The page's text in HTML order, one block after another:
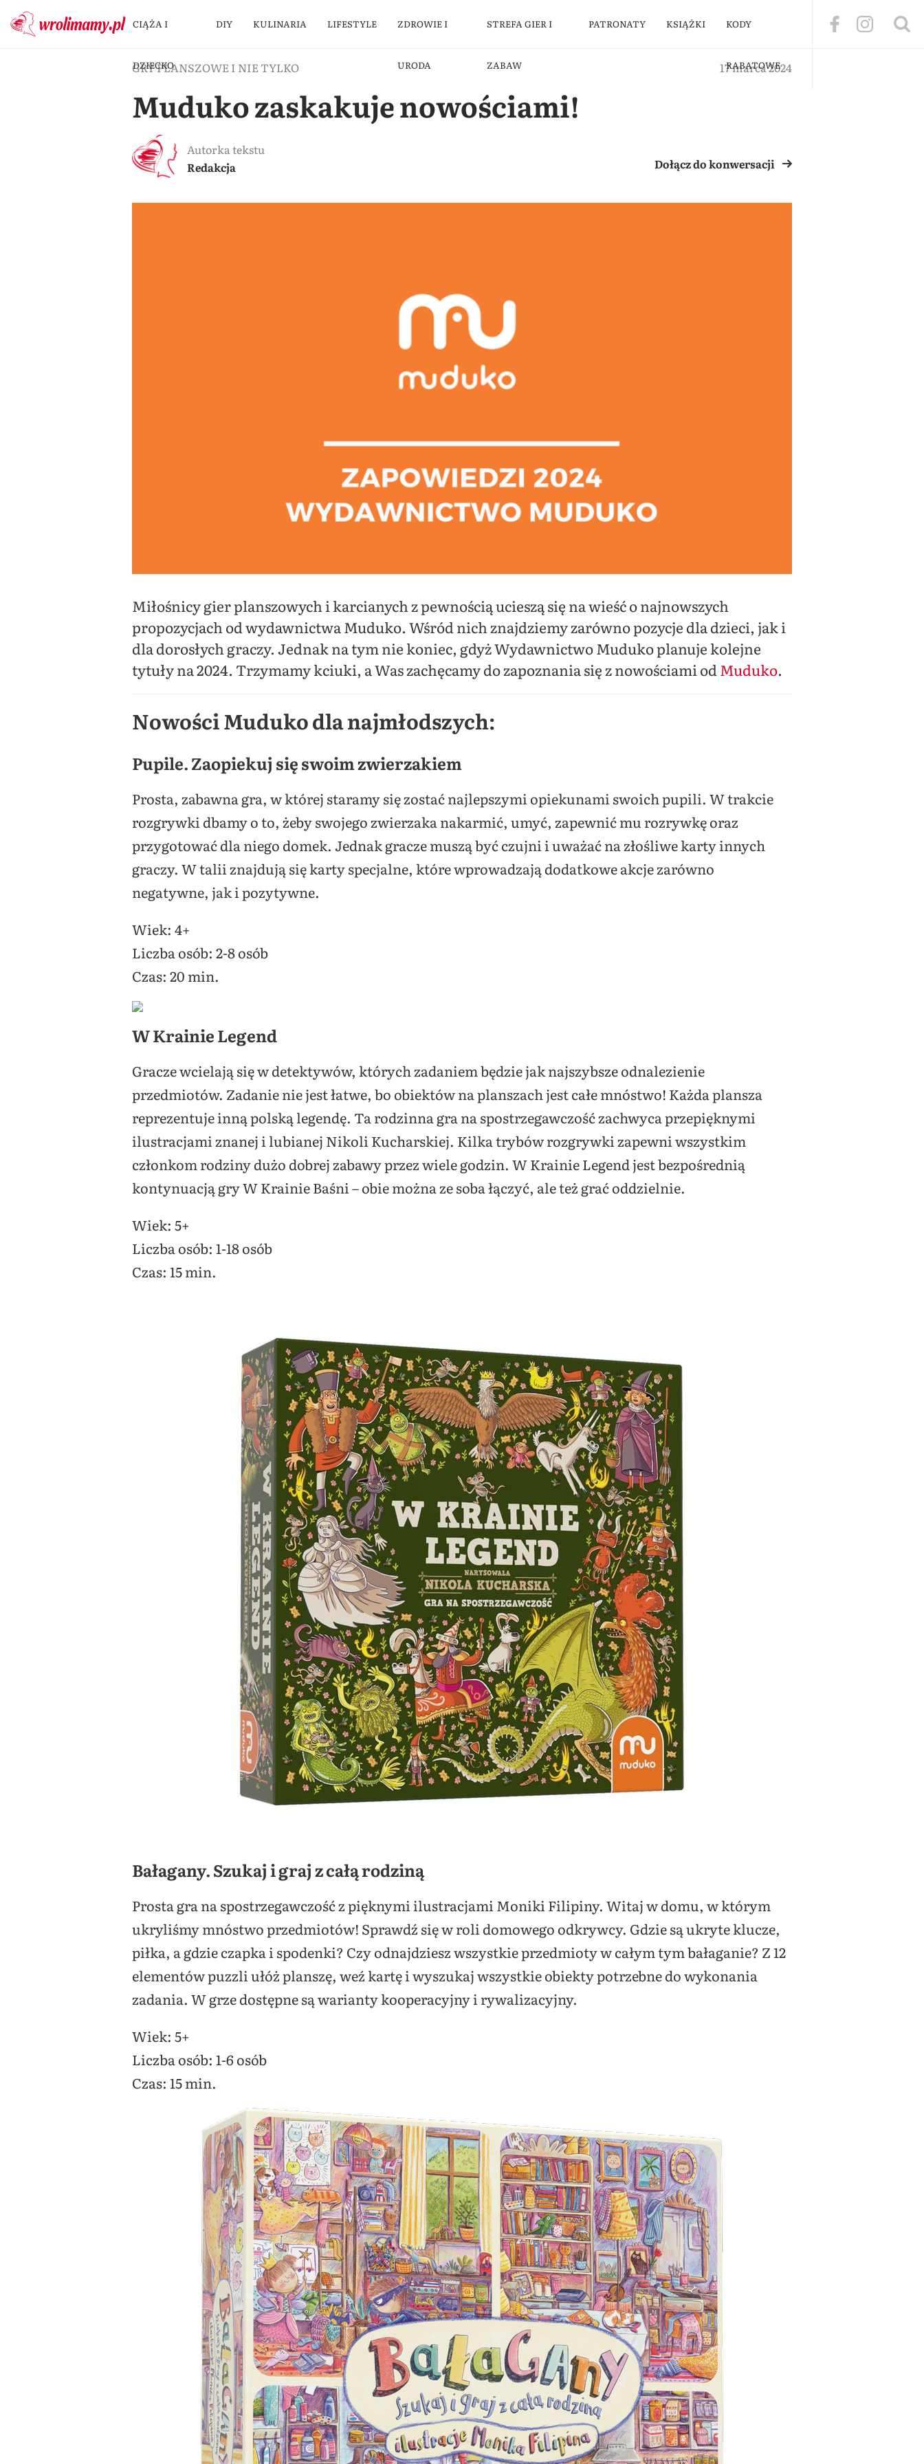
CIĄŻA I
DZIECKO
DIY KULINARIA LIFESTYLE ZDROWIE I
URODA
STREFA GIER I
ZABAW
PATRONATY KSIĄŻKI KODY
RABATOWE
GRY PLANSZOWE I NIE TYLKO 17 marca 2024
Muduko zaskakuje nowościami!
Autorka tekstu
Redakcja
Dołącz do konwersacji
Miłośnicy gier planszowych i karcianych z pewnością ucieszą się na wieść o najnowszych
propozycjach od wydawnictwa Muduko. Wśród nich znajdziemy zarówno pozycje dla dzieci, jak i
dla dorosłych graczy. Jednak na tym nie koniec, gdyż Wydawnictwo Muduko planuje kolejne
tytuły na 2024. Trzymamy kciuki, a Was zachęcamy do zapoznania się z nowościami od Muduko.
Nowości Muduko dla najmłodszych:
Pupile. Zaopiekuj się swoim zwierzakiem
Prosta, zabawna gra, w której staramy się zostać najlepszymi opiekunami swoich pupili. W trakcie
rozgrywki dbamy o to, żeby swojego zwierzaka nakarmić, umyć, zapewnić mu rozrywkę oraz
przygotować dla niego domek. Jednak gracze muszą być czujni i uważać na złośliwe karty innych
graczy. W talii znajdują się karty specjalne, które wprowadzają dodatkowe akcje zarówno
negatywne, jak i pozytywne.
Wiek: 4+
Liczba osób: 2-8 osób
Czas: 20 min.
W Krainie Legend
Gracze wcielają się w detektywów, których zadaniem będzie jak najszybsze odnalezienie
przedmiotów. Zadanie nie jest łatwe, bo obiektów na planszach jest całe mnóstwo! Każda plansza
reprezentuje inną polską legendę. Ta rodzinna gra na spostrzegawczość zachwyca przepięknymi
ilustracjami znanej i lubianej Nikoli Kucharskiej. Kilka trybów rozgrywki zapewni wszystkim
członkom rodziny dużo dobrej zabawy przez wiele godzin. W Krainie Legend jest bezpośrednią
kontynuacją gry W Krainie Baśni – obie można ze soba łączyć, ale też grać oddzielnie.
Wiek: 5+
Liczba osób: 1-18 osób
Czas: 15 min.
Bałagany. Szukaj i graj z całą rodziną
Prosta gra na spostrzegawczość z pięknymi ilustracjami Moniki Filipiny. Witaj w domu, w którym
ukryliśmy mnóstwo przedmiotów! Sprawdź się w roli domowego odkrywcy. Gdzie są ukryte klucze,
piłka, a gdzie czapka i spodenki? Czy odnajdziesz wszystkie przedmioty w całym tym bałaganie? Z 12
elementów puzzli ułóż planszę, weź kartę i wyszukaj wszystkie obiekty potrzebne do wykonania
zadania. W grze dostępne są warianty kooperacyjny i rywalizacyjny.
Wiek: 5+
Liczba osób: 1-6 osób
Czas: 15 min.